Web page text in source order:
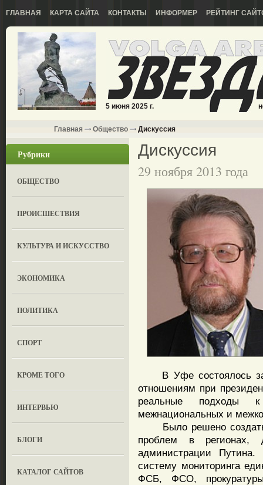
ГЛАВНАЯ КАРТА САЙТА КОНТАКТЫ ИНФОРМЕР РЕЙТИНГ
5 июня 2025 г.
Главная Общество Дискуссия
Рубрики
ОБЩЕСТВО
ПРОИСШЕСТВИЯ
КУЛЬТУРА И ИСКУССТВО
ЭКОНОМИКА
ПОЛИТИКА
СПОРТ
КРОМЕ ТОГО
ИНТЕРВЬЮ
БЛОГИ
КАТАЛОГ САЙТОВ
Дискуссия
29 ноября 2013 года
В Уфе состоялось
отношениям при
реальные подходы
межнациональных и
Было решено создать
проблем в регионах,
администрации
систему мониторинга
ФСБ, ФСО,